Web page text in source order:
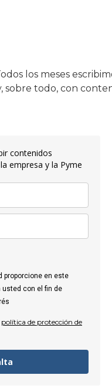
los meses
sobre todo, con
contenidos
empresa y la Pyme
proporcione en este
con el fin de
política de protección de